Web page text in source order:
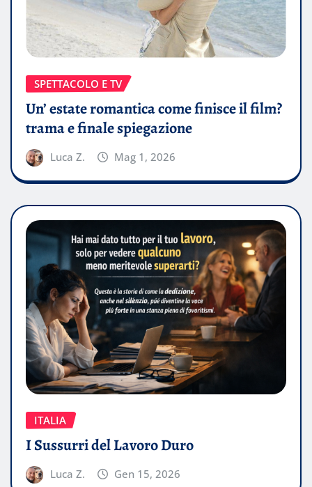
SPETTACOLO E TV
Un’ estate romantica come finisce il film?
trama e finale spiegazione
Luca Z. Mag 1, 2026
ITALIA
I Sussurri del Lavoro Duro
Luca Z. Gen 15, 2026